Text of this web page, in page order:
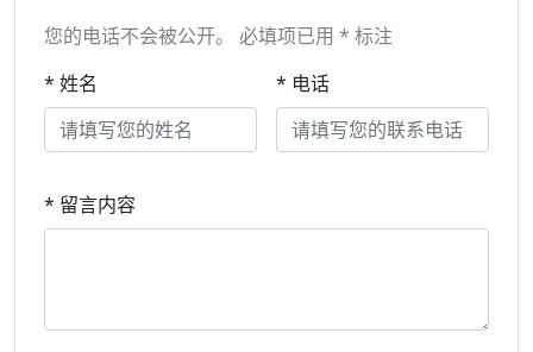
您的电话不会被公开。 必填项已用 * 标注
* 姓名
* 电话
* 留言内容